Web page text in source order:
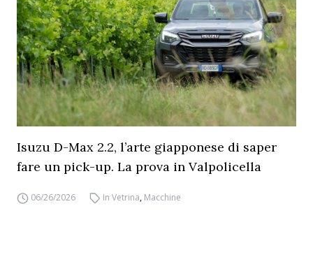
Isuzu D-Max 2.2, l’arte giapponese di saper
fare un pick-up. La prova in Valpolicella
06/26/2026 In Vetrina, Macchine